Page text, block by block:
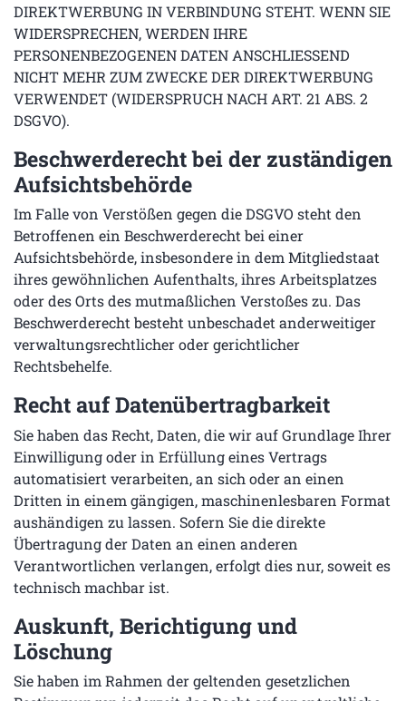
DIREKTWERBUNG IN VERBINDUNG STEHT. WENN SIE
WIDERSPRECHEN, WERDEN IHRE
PERSONENBEZOGENEN DATEN ANSCHLIESSEND
NICHT MEHR ZUM ZWECKE DER DIREKTWERBUNG
VERWENDET (WIDERSPRUCH NACH ART. 21 ABS. 2
DSGVO).
Beschwerde­recht bei der zuständigen
Aufsichts­behörde
Im Falle von Verstößen gegen die DSGVO steht den
Betroffenen ein Beschwerderecht bei einer
Aufsichtsbehörde, insbesondere in dem Mitgliedstaat
ihres gewöhnlichen Aufenthalts, ihres Arbeitsplatzes
oder des Orts des mutmaßlichen Verstoßes zu. Das
Beschwerderecht besteht unbeschadet anderweitiger
verwaltungsrechtlicher oder gerichtlicher
Rechtsbehelfe.
Recht auf Daten­übertrag­barkeit
Sie haben das Recht, Daten, die wir auf Grundlage Ihrer
Einwilligung oder in Erfüllung eines Vertrags
automatisiert verarbeiten, an sich oder an einen
Dritten in einem gängigen, maschinenlesbaren Format
aushändigen zu lassen. Sofern Sie die direkte
Übertragung der Daten an einen anderen
Verantwortlichen verlangen, erfolgt dies nur, soweit es
technisch machbar ist.
Auskunft, Berichtigung und
Löschung
Sie haben im Rahmen der geltenden gesetzlichen